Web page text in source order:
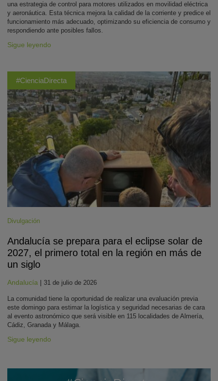
una estrategia de control para motores utilizados en movilidad eléctrica
y aeronáutica. Esta técnica mejora la calidad de la corriente y predice el
funcionamiento más adecuado, optimizando su eficiencia de consumo y
respondiendo ante posibles fallos.
Sigue leyendo
#CienciaDirecta
Divulgación
Andalucía se prepara para el eclipse solar de
2027, el primero total en la región en más de
un siglo
Andalucía | 31 de julio de 2026
La comunidad tiene la oportunidad de realizar una evaluación previa
este domingo para estimar la logística y seguridad necesarias de cara
al evento astronómico que será visible en 115 localidades de Almería,
Cádiz, Granada y Málaga.
Sigue leyendo